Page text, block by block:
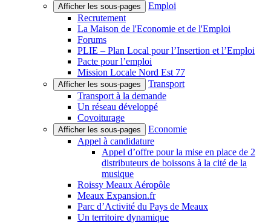
Afficher les sous-pages
Emploi
Recrutement
La Maison de l'Economie et de l'Emploi
Forums
PLIE – Plan Local pour l’Insertion et l’Emploi
Pacte pour l’emploi
Mission Locale Nord Est 77
Afficher les sous-pages
Transport
Transport à la demande
Un réseau développé
Covoiturage
Afficher les sous-pages
Economie
Appel à candidature
Appel d’offre pour la mise en place de 2
distributeurs de boissons à la cité de la
musique
Roissy Meaux Aéropôle
Meaux Expansion.fr
Parc d’Activité du Pays de Meaux
Un territoire dynamique